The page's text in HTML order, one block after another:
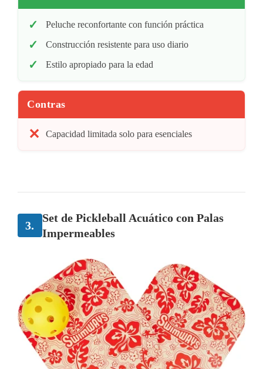
Peluche reconfortante con función práctica
Construcción resistente para uso diario
Estilo apropiado para la edad
Contras
Capacidad limitada solo para esenciales
3.
Set de Pickleball Acuático con Palas
Impermeables